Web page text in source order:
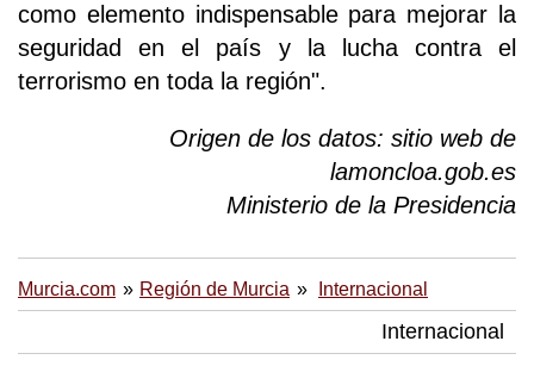
como elemento indispensable para mejorar la
seguridad en el país y la lucha contra el
terrorismo en toda la región".
Origen de los datos: sitio web de
lamoncloa.gob.es
Ministerio de la Presidencia
Murcia.com Región de Murcia Internacional
Internacional